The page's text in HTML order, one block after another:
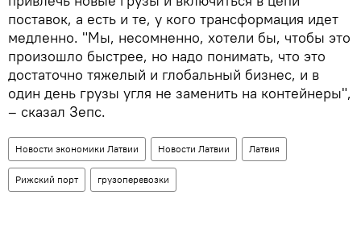
поставок, а есть и те, у кого трансформация идет
медленно. "Мы, несомненно, хотели бы, чтобы это
произошло быстрее, но надо понимать, что это
достаточно тяжелый и глобальный бизнес, и в
один день грузы угля не заменить на контейнеры",
– сказал Зепс.
Новости экономики Латвии Новости Латвии Латвия
Рижский порт грузоперевозки